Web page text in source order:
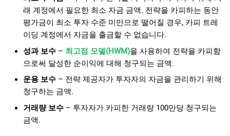
래 계정에서 필요한 최소 자금 금액. 전략을 카피하는 동안
평가금이 최소 투자 수준 미만으로 떨어질 경우, 카피 트레
이딩 계정에서 자금을 출금할 수 없습니다.
성과 보수– 최고점 모델(HWM)을 사용하여 전략을 카피함
으로써 달성한 순이익에 대해 청구되는 금액.
운용 보수– 전략 제공자가 투자자의 자금을 관리하기 위해
청구하는 금액.
거래량 보수– 투자자가 카피한 거래량 100만당 청구되는
금액.